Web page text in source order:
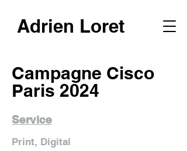
Adrien Loret
Campagne Cisco
Paris 2024
Service
Print, Digital